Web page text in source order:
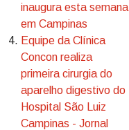
inaugura esta semana
em Campinas
Equipe da Clínica
Concon realiza
primeira cirurgia do
aparelho digestivo do
Hospital São Luiz
Campinas - Jornal